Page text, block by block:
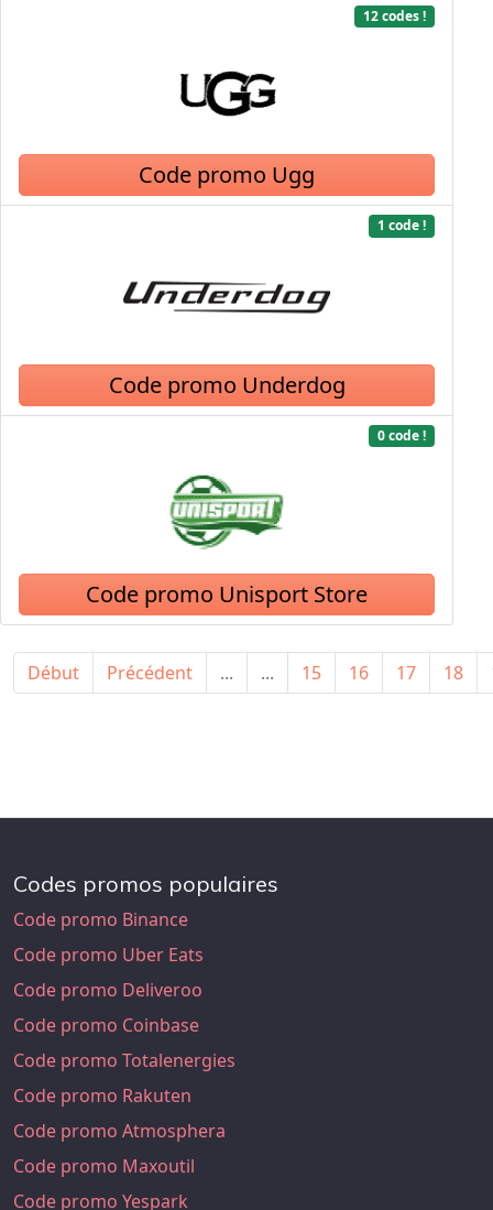
12 codes !
Code promo Ugg
1 code !
Code promo Underdog
0 code !
Code promo Unisport Store
Début Précédent ... ... 15 16 17 18
Codes promos populaires
Code promo Binance
Code promo Uber Eats
Code promo Deliveroo
Code promo Coinbase
Code promo Totalenergies
Code promo Rakuten
Code promo Atmosphera
Code promo Maxoutil
Code promo Yespark